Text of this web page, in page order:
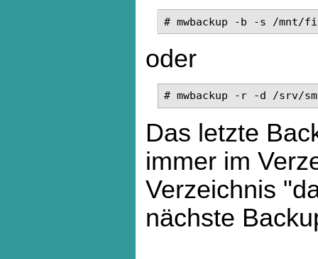
# mwbackup -b -s /
oder
# mwbackup -r -d /srv/
Das letzte
immer im
Verzeichnis
nächste